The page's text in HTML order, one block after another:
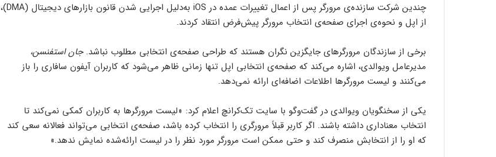
چندین شرکت سازنده‌ی مرورگر پس از اعمال تغییرات عمده‌ در iOS به‌دلیل اجرایی شدن قانون بازارهای دیجیتال (DMA)،
از اپل و نحوه‌ی اجرای صفحه‌ی انتخاب مرورگر پیش‌فرض انتقاد کردند.
برخی از سازندگان مرورگرهای جایگزین نگران هستند که طراحی صفحه‌ی انتخابی مطلوب نباشد.جان استفنسن،
مدیرعامل ویوالدی، اشاره می‌کند که صفحه‌ی انتخابی اپل تنها زمانی ظاهر می‌شود که کاربران آیفون سافاری را باز
می‌کنند و لیست مرورگرها اطلاعات اضافه‌ای ارائه نمی‌دهد.
یکی از سخنگویان ویوالدی در گفت‌وگو با سایت تک‌کرانچ اعلام کرد: «لیست مرورگرها به کاربران کمکی نمی‌کند تا
انتخاب معناداری داشته باشند. اگر کاربر قبلاً مرورگری را انتخاب کرده باشد، صفحه‌ی انتخابی می‌تواند فعالانه سعی کند
که او را از انتخابش منصرف کند و حتی ممکن است مرورگر مورد نظر را در لیست ارائه‌شده نمایش ندهد.»